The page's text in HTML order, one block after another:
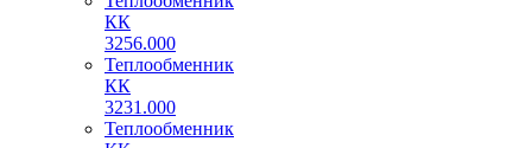
КК
3256.000
Теплообменник
КК
3231.000
Теплообменник